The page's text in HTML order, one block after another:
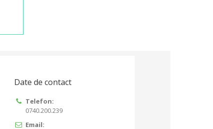
Date de contact
Telefon:
0740.200.239
Email: